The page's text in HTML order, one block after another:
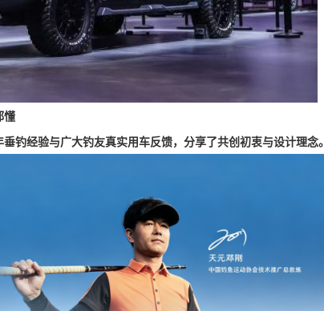
懂
钓经验与广大钓友真实用车反馈，分享了共创初衷与设计理念。